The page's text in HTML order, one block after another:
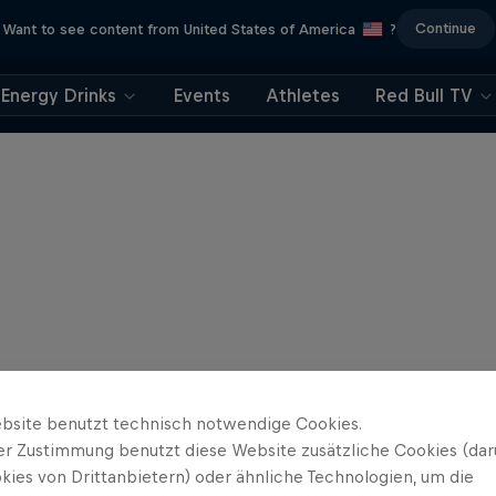
Want to see content from United States of America ? Continue
Energy Drinks Events Athletes Red Bull TV
benutzt technisch notwendige Cookies.
Zustimmung benutzt diese Website zusätzliche Cookies
von Drittanbietern) oder ähnliche Technologien, um die